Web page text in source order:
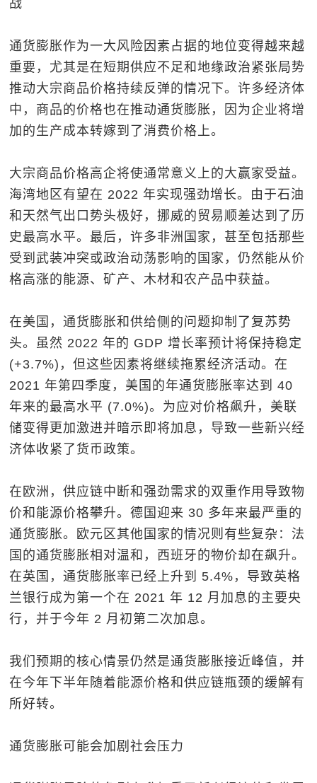
战
通货膨胀作为一大风险因素占据的地位变得越来越
重要，尤其是在短期供应不足和地缘政治紧张局势
推动大宗商品价格持续反弹的情况下。许多经济体
中，商品的价格也在推动通货膨胀，因为企业将增
加的生产成本转嫁到了消费价格上。
大宗商品价格高企将使通常意义上的大赢家受益。
海湾地区有望在 2022 年实现强劲增长。由于石油
和天然气出口势头极好，挪威的贸易顺差达到了历
史最高水平。最后，许多非洲国家，甚至包括那些
受到武装冲突或政治动荡影响的国家，仍然能从价
格高涨的能源、矿产、木材和农产品中获益。
在美国，通货膨胀和供给侧的问题抑制了复苏势
头。虽然 2022 年的 GDP 增长率预计将保持稳定
(+3.7%)，但这些因素将继续拖累经济活动。在
2021 年第四季度，美国的年通货膨胀率达到 40
年来的最高水平 (7.0%)。为应对价格飙升，美联
储变得更加激进并暗示即将加息，导致一些新兴经
济体收紧了货币政策。
在欧洲，供应链中断和强劲需求的双重作用导致物
价和能源价格攀升。德国迎来 30 多年来最严重的
通货膨胀。欧元区其他国家的情况则有些复杂：法
国的通货膨胀相对温和，西班牙的物价却在飙升。
在英国，通货膨胀率已经上升到 5.4%，导致英格
兰银行成为第一个在 2021 年 12 月加息的主要央
行，并于今年 2 月初第二次加息。
我们预期的核心情景仍然是通货膨胀接近峰值，并
在今年下半年随着能源价格和供应链瓶颈的缓解有
所好转。
通货膨胀可能会加剧社会压力